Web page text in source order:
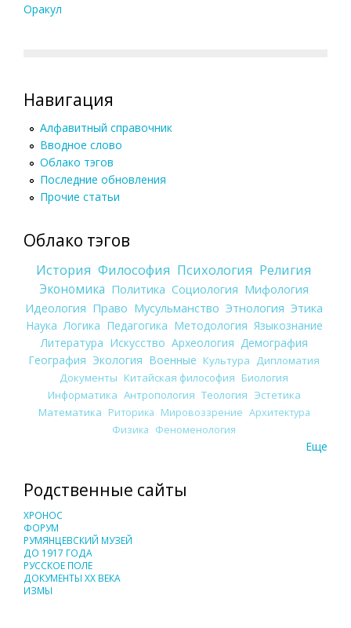
Оракул
Навигация
Алфавитный справочник
Вводное слово
Облако тэгов
Последние обновления
Прочие статьи
Облако тэгов
История Философия Психология Религия
Экономика Политика Социология Мифология
Идеология Право Мусульманство Этнология Этика
Наука Логика Педагогика Методология Языкознание
Литература Искусство Археология Демография
География Экология Военные Культура
Дипломатия
Документы Китайская философия Биология
Информатика Антропология Теология Эстетика
Математика Риторика Мировоззрение Архитектура
Физика Феноменология
Еще
Родственные сайты
ХРОНОС
ФОРУМ
РУМЯНЦЕВСКИЙ МУЗЕЙ
ДО 1917 ГОДА
РУССКОЕ ПОЛЕ
ДОКУМЕНТЫ XX ВЕКА
ИЗМЫ